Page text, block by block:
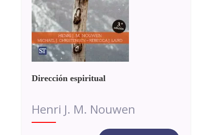
Dirección espiritual
Henri J. M. Nouwen